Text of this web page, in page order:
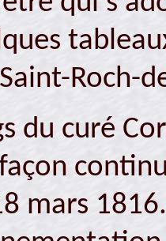
Roch-
du curé
mars